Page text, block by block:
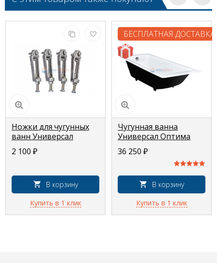
Ножки для чугунных
ванн Универсал
2 100 ₽
В корзину
Купить в 1 клик
БЕСПЛАТНАЯ ДОСТАВКА
Чугунная ванна
Универсал Оптима
170x70
36 250 ₽
В корзину
Купить в 1 клик